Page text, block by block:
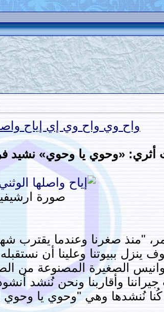
واح وي واح وي إي إياح
أثري: «وحوي يا وحوي» نشيد
صورة
"منذ صغرنا وعندما يقترب
ينزل ببيوتنا وعلينا أن
الصغيرة المصنوعة من
وأقاربنا ونحن نُنشد
كُنا نُنشدها وهي "وحوي يا وحوي